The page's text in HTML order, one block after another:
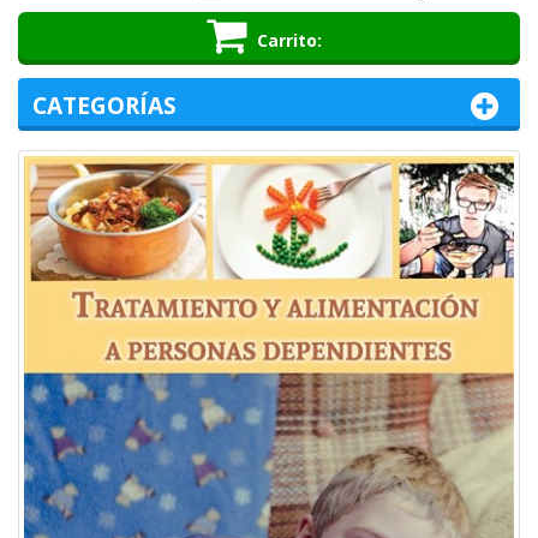
Carrito
CATEGORÍAS